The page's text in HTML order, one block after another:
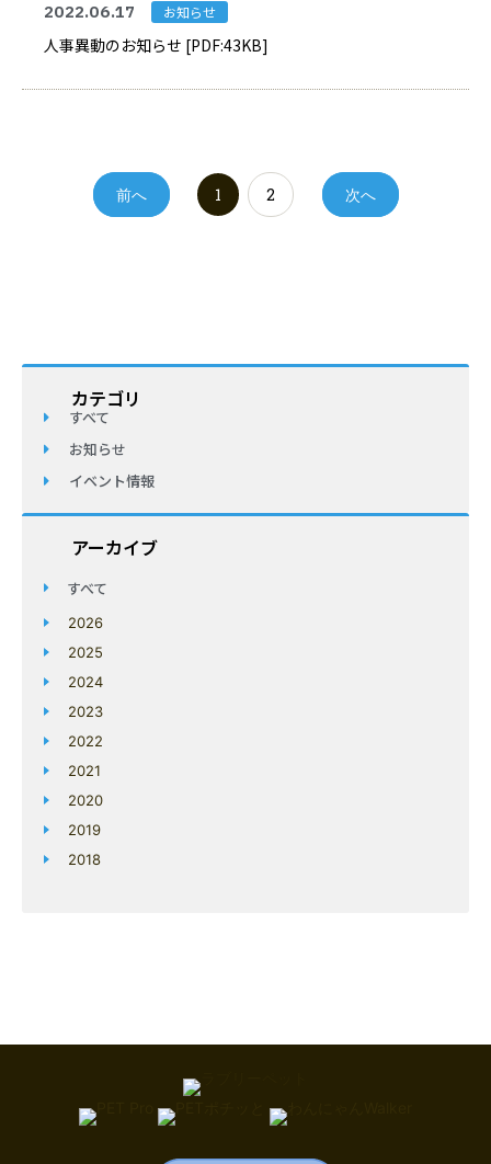
2022.06.17 お知らせ
人事異動のお知らせ [PDF:43KB]
前へ 1 2 次へ
カテゴリ
すべて
お知らせ
イベント情報
アーカイブ
すべて
2026
2025
2024
2023
2022
2021
2020
2019
2018